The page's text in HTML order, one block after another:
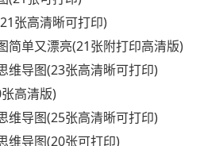
张高清晰可打印)
简单又漂亮(21张附打印高清版)
维导图(23张高清晰可打印)
高清版)
维导图(25张高清晰可打印)
维导图(20张可打印)